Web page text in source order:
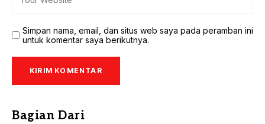
Simpan nama, email, dan situs web saya pada peramban ini
untuk komentar saya berikutnya.
Bagian Dari